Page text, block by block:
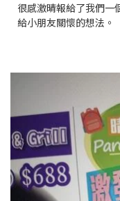
很感激晴報給了我們一
給小朋友關懷的想法。